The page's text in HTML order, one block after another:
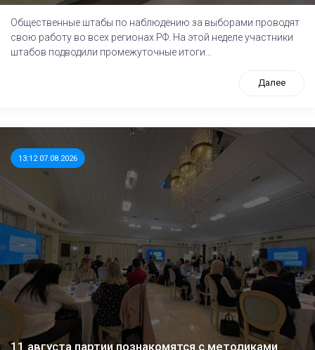
Общественные штабы по наблюдению за выборами проводят
свою работу во всех регионах РФ. На этой неделе участники
штабов подводили промежуточные итоги...
Далее
13:12 07.08.2026
11 августа партии познакомятся с методиками